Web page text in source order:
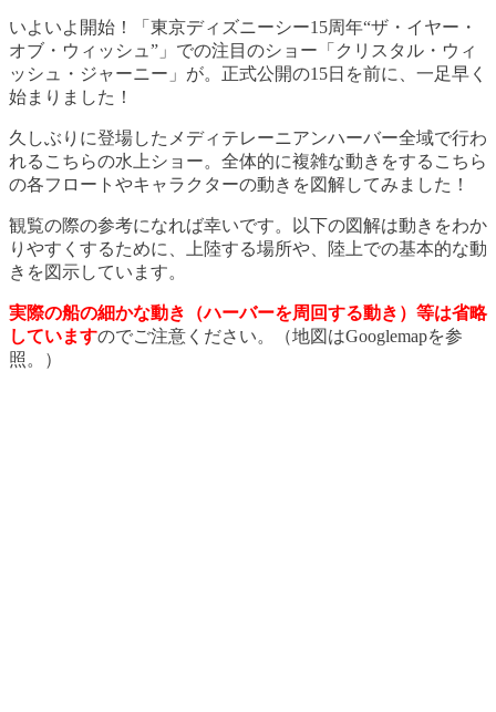
いよいよ開始！「東京ディズニーシー15周年“ザ・イヤー・
オブ・ウィッシュ”」での注目のショー「クリスタル・ウィ
ッシュ・ジャーニー」が。正式公開の15日を前に、一足早く
始まりました！
久しぶりに登場したメディテレーニアンハーバー全域で行わ
れるこちらの水上ショー。全体的に複雑な動きをするこちら
の各フロートやキャラクターの動きを図解してみました！
観覧の際の参考になれば幸いです。以下の図解は動きをわか
りやすくするために、上陸する場所や、陸上での基本的な動
きを図示しています。
実際の船の細かな動き（ハーバーを周回する動き）等は省略
していますのでご注意ください。（地図はGooglemapを参
照。）